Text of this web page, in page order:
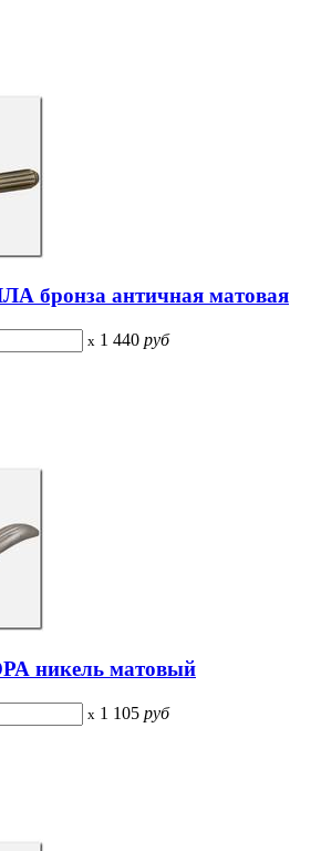
бронза античная матовая
x 1 440 руб
никель матовый
x 1 105 руб